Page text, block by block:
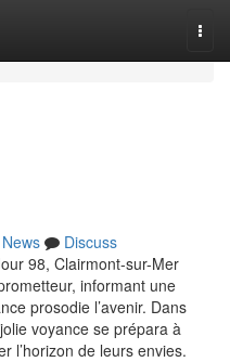
News
Discuss
98, Clairmont-sur-Mer
informant une
prosodie l’avenir. Dans
voyance se prépara à
l’horizon de leurs envies.